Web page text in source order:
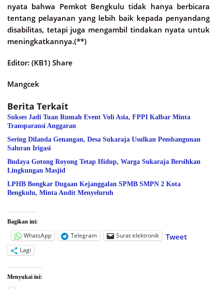
nyata bahwa Pemkot Bengkulu tidak hanya berbicara
tentang pelayanan yang lebih baik kepada penyandang
disabilitas, tetapi juga mengambil tindakan nyata untuk
meningkatkannya.(**)
Editor: (KB1) Share
Mangcek
Berita Terkait
Sukses Jadi Tuan Rumah Event Voli Asia, FPPI Kalbar Minta
Transparansi Anggaran
Sering Dilanda Genangan, Desa Sukaraja Usulkan Pembangunan
Saluran Irigasi
Budaya Gotong Royong Tetap Hidup, Warga Sukaraja Bersihkan
Lingkungan Masjid
LPHB Bongkar Dugaan Kejanggalan SPMB SMPN 2 Kota
Bengkulu, Minta Audit Menyeluruh
Bagikan ini:
WhatsApp Telegram Surat elektronik Tweet
Lagi
Menyukai ini: